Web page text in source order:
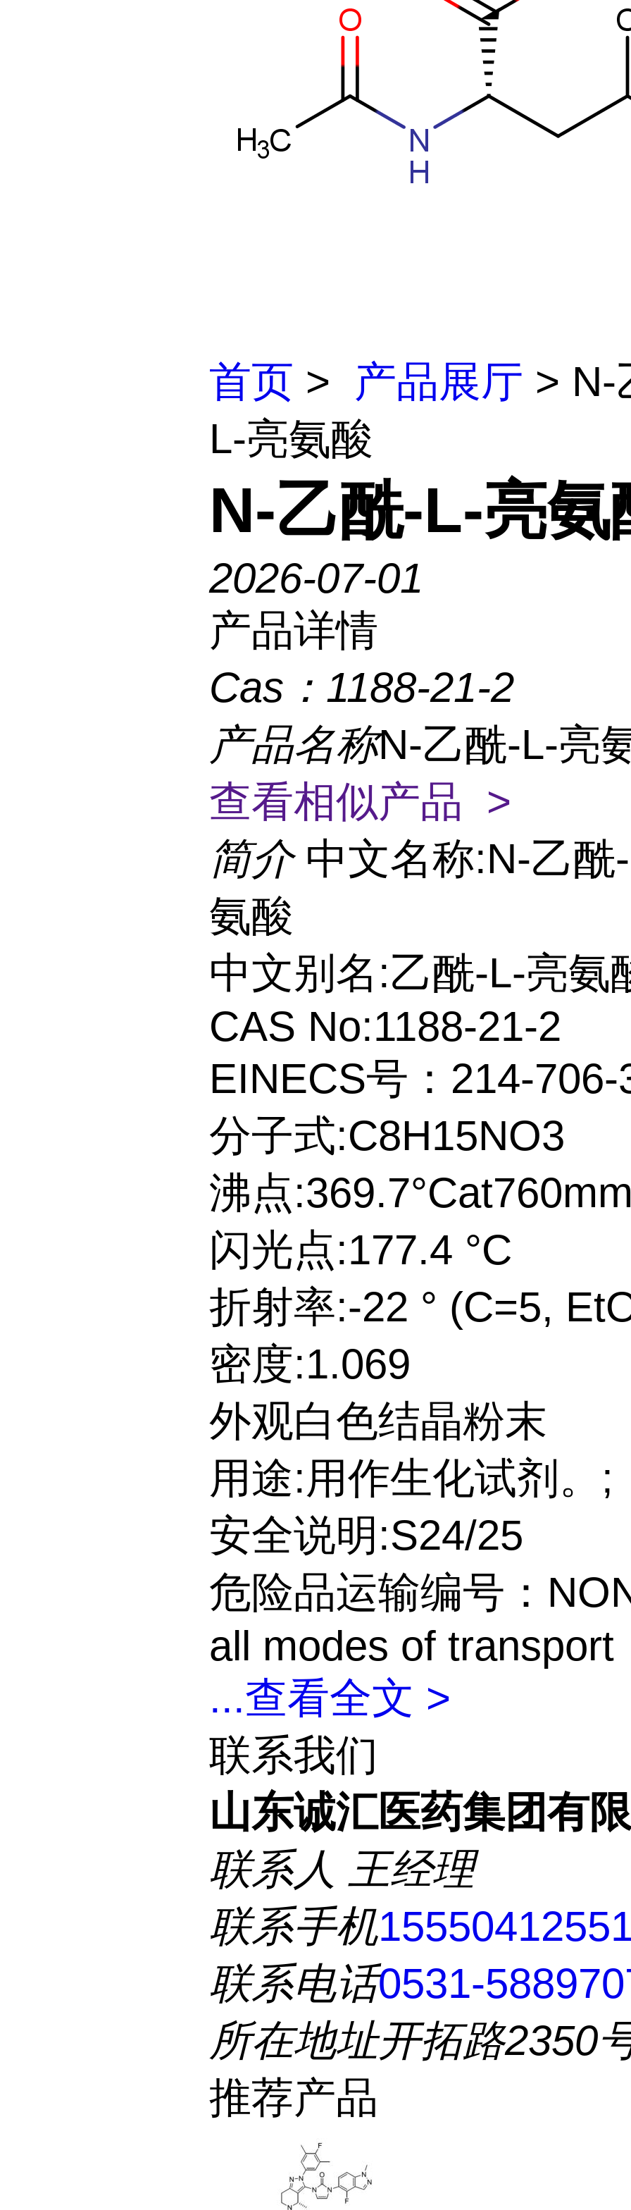
首页 > 产品展厅 > N-
L-亮氨酸
N-乙酰-L-亮氨
2026-07-01
产品详情
Cas： 1188-21-2
产品名称N-乙酰-L-亮
查看相似产品 >
简介 中文名称:N-乙酰
氨酸
中文别名:乙酰-L-亮氨
CAS No:1188-21-2
EINECS号：214-706-
分子式:C8H15NO3
沸点
闪光点:177.4 °C
折射率:-22 ° (C=5,
密度:1.069
外观白色结晶粉末
用途:用作生化试剂。;
安全说明:S24/25
危险品运输编号：
all modes of transport
...查看全文 >
联系我们
山东诚汇医药集团有
联系人 王经理
联系手机
联系电话0531-
所在地址开拓路2350
推荐产品